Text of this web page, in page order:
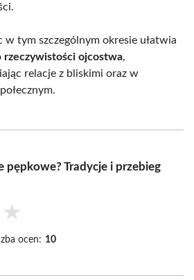
w tym szczególnym okresie ułatwia
rzeczywistości ojcostwa,
relacje z bliskimi oraz w
pępkowe? Tradycje i przebieg
★
ocen: 10